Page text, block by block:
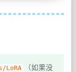
LoRA
（如果没